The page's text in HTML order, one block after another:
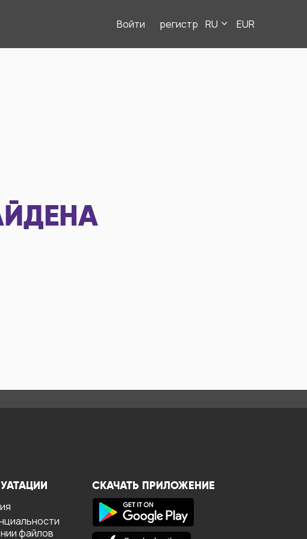
Войти регистр RU EUR
файлов
СКАЧАТЬ ПРИЛОЖЕНИЕ